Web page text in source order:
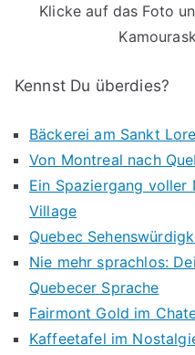
Klicke auf das Foto
Kennst Du überdies?
Bäckerei am Sankt
Von Montreal nach
Ein Spaziergang voller
Village
Quebec
Nie mehr sprachlos:
Quebecer Sprache
Fairmont Gold im
Kaffeetafel im